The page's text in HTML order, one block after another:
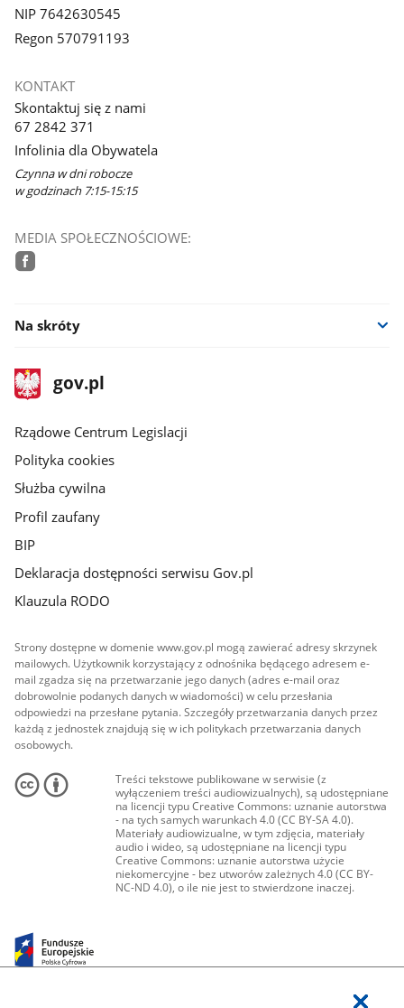
NIP 7642630545
Regon 570791193
KONTAKT
Skontaktuj się z nami
67 2842 371
Infolinia dla Obywatela
Czynna w dni robocze
w godzinach 7:15-15:15
MEDIA SPOŁECZNOŚCIOWE:
Na skróty
stopka
gov.plStrona
gov.pl
Rządowe Centrum Legislacji
Polityka cookies
Służba cywilna
Profil zaufany
BIP
Deklaracja dostępności serwisu Gov.pl
Klauzula RODO
Strony dostępne w domenie www.gov.pl mogą zawierać adresy skrzynek
mailowych. Użytkownik korzystający z odnośnika będącego adresem e-
mail zgadza się na przetwarzanie jego danych (adres e-mail oraz
dobrowolnie podanych danych w wiadomości) w celu przesłania
odpowiedzi na przesłane pytania. Szczegóły przetwarzania danych przez
każdą z jednostek znajdują się w ich politykach przetwarzania danych
osobowych.
Treści tekstowe publikowane w serwisie (z
wyłączeniem treści audiowizualnych), są udostępniane
na licencji typu Creative Commons: uznanie autorstwa
- na tych samych warunkach 4.0 (CC BY-SA 4.0).
Materiały audiowizualne, w tym zdjęcia, materiały
audio i wideo, są udostępniane na licencji typu
Creative Commons: uznanie autorstwa użycie
niekomercyjne - bez utworów zależnych 4.0 (CC BY-
NC-ND 4.0), o ile nie jest to stwierdzone inaczej.